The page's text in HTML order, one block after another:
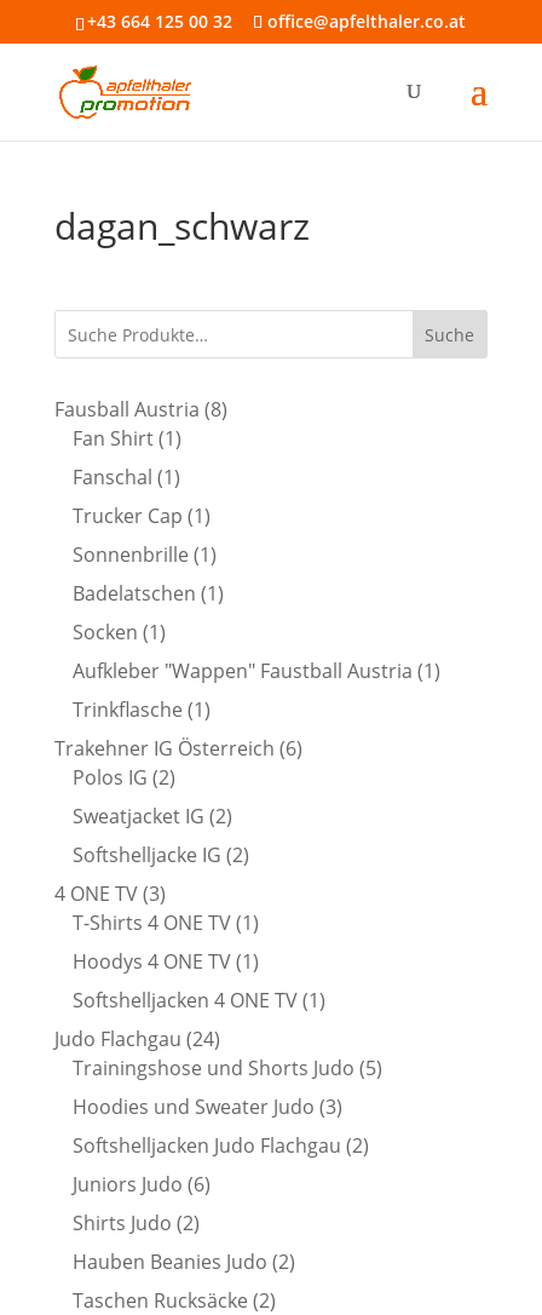
+43 664 125 00 32 office@apfelthaler.co.at
dagan_schwarz
Suche
Fausball Austria 88
Fan Shirt 11
Produkt
Fanschal 11
Produkt
Trucker Cap 11
Produkt
Sonnenbrille 11
Produkt
Badelatschen 11
Socken 11
Produkt
Aufkleber "Wappen" Faustball Austria 11
Trinkflasche 11
Produkt
Trakehner IG Österreich 66
Polos IG 22
Produkte
Sweatjacket IG 22
Produkte
Softshelljacke IG 22
4 ONE TV 33
Produkte
T-Shirts 4 ONE TV 11
Produkt
Hoodys 4 ONE TV 11
Produkt
Softshelljacken 4 ONE TV 11
Judo Flachgau 2424
Produkte
Trainingshose und Shorts Judo 55
Hoodies und Sweater Judo 33
Produkte
Softshelljacken Judo Flachgau 22
Juniors Judo 66
Shirts Judo 22
Produkte
Hauben Beanies Judo 22
Taschen Rucksäcke 22